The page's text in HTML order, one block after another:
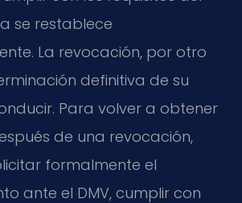
se restablece
La revocación, por otro
definitiva de su
Para volver a obtener
de una revocación,
formalmente el
ante el DMV, cumplir con